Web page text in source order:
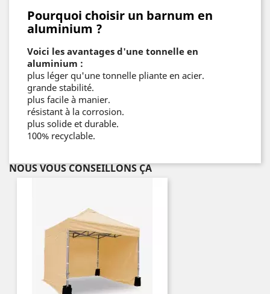
Pourquoi choisir un barnum en
aluminium ?
Voici les avantages d'une tonnelle en
aluminium :
plus léger qu'une tonnelle pliante en acier.
grande stabilité.
plus facile à manier.
résistant à la corrosion.
plus solide et durable.
100% recyclable.
NOUS VOUS CONSEILLONS ÇA